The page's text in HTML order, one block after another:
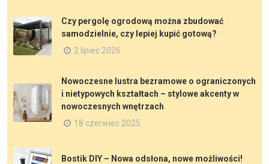
Czy pergolę ogrodową można zbudować
samodzielnie, czy lepiej kupić gotową?
2 lipiec 2026
Nowoczesne lustra bezramowe o ograniczonych
i nietypowych kształtach – stylowe akcenty w
nowoczesnych wnętrzach
18 czerwiec 2025
Bostik DIY – Nowa odsłona, nowe możliwości!